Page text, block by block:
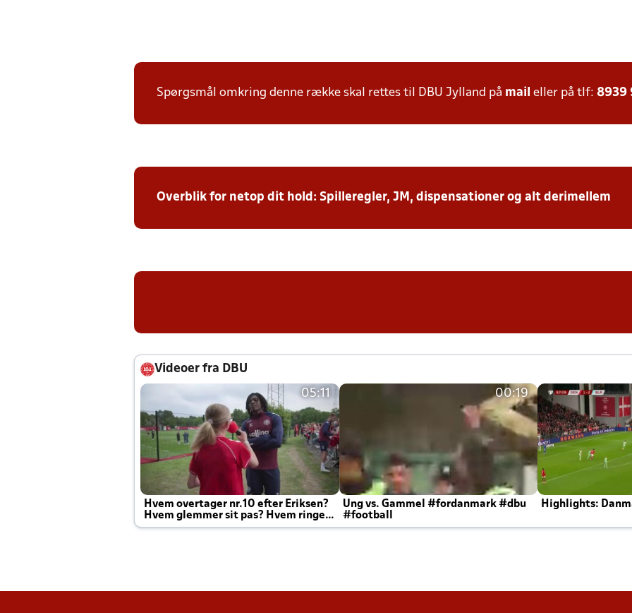
Spørgsmål omkring denne række skal rettes til DBU Jylland på mail eller på tlf: 8939
Overblik for netop dit hold: Spilleregler, JM, dispensationer og alt derimellem
Videoer fra DBU
05:11
Hvem overtager nr.10 efter Eriksen?
Hvem glemmer sit pas? Hvem ringer
Joachim altid til efter kampe?
00:19
Ung vs. Gammel #fordanmark #dbu
#football
Highlights: